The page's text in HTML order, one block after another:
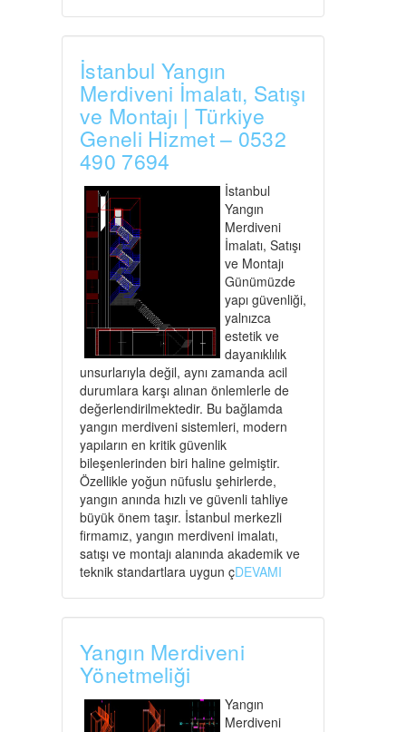
İstanbul Yangın
Merdiveni İmalatı, Satışı
ve Montajı | Türkiye
Geneli Hizmet – 0532
490 7694
İstanbul
Yangın
Merdiveni
İmalatı, Satışı
ve Montajı
Günümüzde
yapı güvenliği,
yalnızca
estetik ve
dayanıklılık
unsurlarıyla değil, aynı zamanda acil
durumlara karşı alınan önlemlerle de
değerlendirilmektedir. Bu bağlamda
yangın merdiveni sistemleri, modern
yapıların en kritik güvenlik
bileşenlerinden biri haline gelmiştir.
Özellikle yoğun nüfuslu şehirlerde,
yangın anında hızlı ve güvenli tahliye
büyük önem taşır. İstanbul merkezli
firmamız, yangın merdiveni imalatı,
satışı ve montajı alanında akademik ve
teknik standartlara uygun çDEVAMI
Yangın Merdiveni
Yönetmeliği
Yangın
Merdiveni